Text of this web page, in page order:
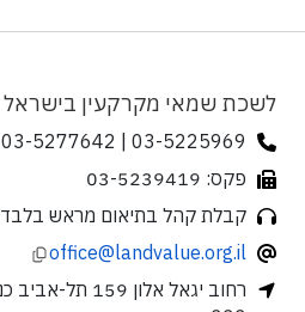
לשכת שמאי מקרקעין בישראל
03-5225969 | 03-5277642
פקס: 03-5239419
קבלת קהל בתיאום מראש בלבד
office@landvalue.org.il